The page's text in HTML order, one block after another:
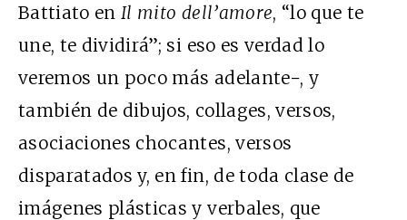
Battiato en Il mito dell’amore, “lo que te
une, te dividirá”; si eso es verdad lo
veremos un poco más adelante−, y
también de dibujos, collages, versos,
asociaciones chocantes, versos
disparatados y, en fin, de toda clase de
imágenes plásticas y verbales, que